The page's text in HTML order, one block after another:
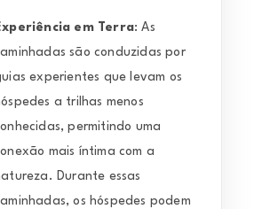
em Terra: As
são conduzidas por
experientes que levam os
a trilhas menos
permitindo uma
mais íntima com a
Durante essas
os hóspedes podem